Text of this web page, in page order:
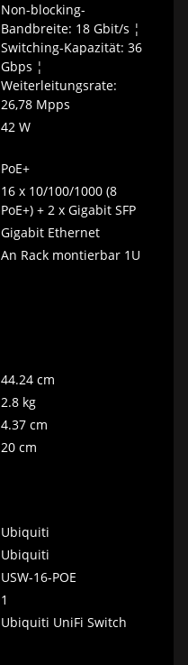
Non-blocking-
Bandbreite: 18 Gbit/s ¦
Switching-Kapazität: 36
Gbps ¦
Weiterleitungsrate:
26,78 Mpps
42 W
PoE+
16 x 10/100/1000 (8
PoE+) + 2 x Gigabit SFP
Gigabit Ethernet
An Rack montierbar 1U
44.24 cm
2.8 kg
4.37 cm
20 cm
Ubiquiti
Ubiquiti
USW-16-POE
1
Ubiquiti UniFi Switch